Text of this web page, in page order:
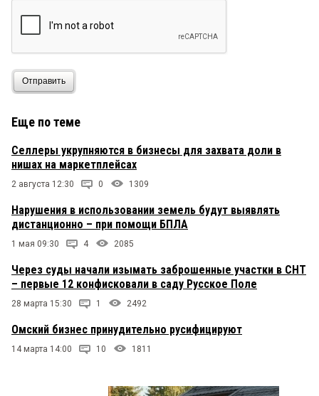
Отправить
Еще по теме
Селлеры укрупняются в бизнесы для захвата доли в
нишах на маркетплейсах
2 августа 12:30 0 1309
Нарушения в использовании земель будут выявлять
дистанционно – при помощи БПЛА
1 мая 09:30 4 2085
Через суды начали изымать заброшенные участки в СНТ
– первые 12 конфисковали в саду Русское Поле
28 марта 15:30 1 2492
Омский бизнес принудительно русифицируют
14 марта 14:00 10 1811